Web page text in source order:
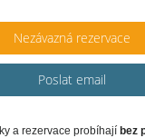
Nezávazná rezervace
Poslat email
a rezervace probíhají bez